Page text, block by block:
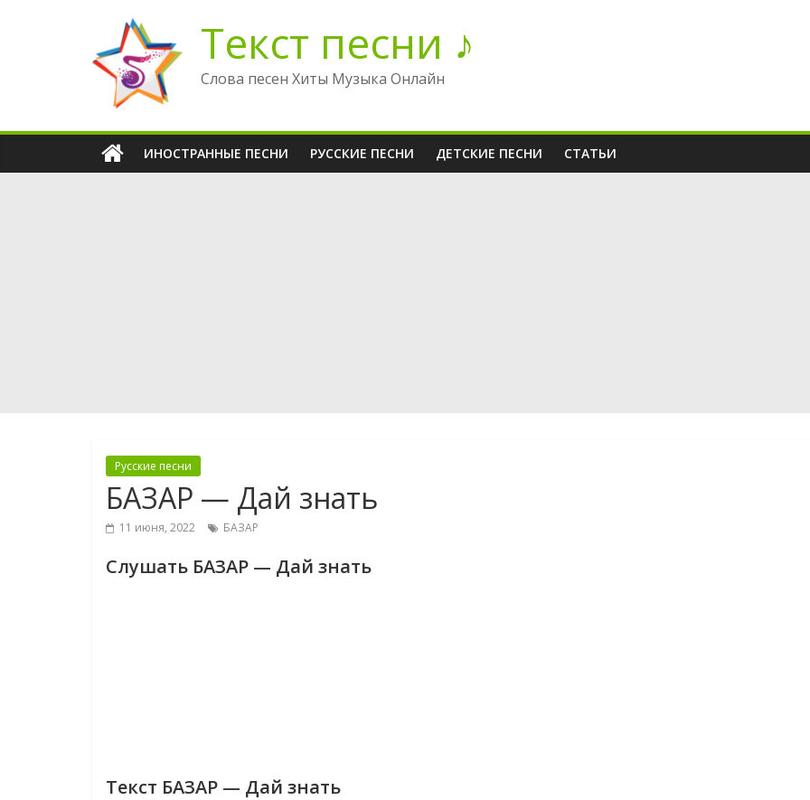
содержимому
Текст песни ♪
Слова песен Хиты Музыка Онлайн
ИНОСТРАННЫЕ ПЕСНИ РУССКИЕ ПЕСНИ ДЕТСКИЕ ПЕСНИ СТАТЬИ
Русские песни
БАЗАР — Дай знать
11 июня, 2022 БАЗАР
Слушать БАЗАР — Дай знать
Текст БАЗАР — Дай знать